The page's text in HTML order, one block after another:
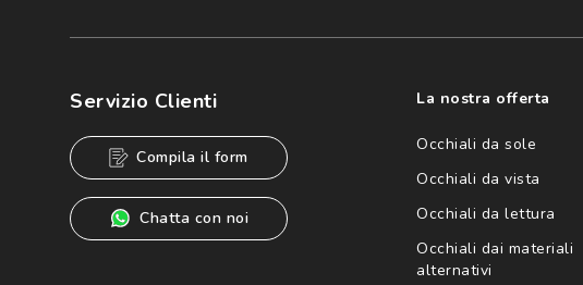
speciali, novità ed altre comunicazioni di carattere pubblicitario (consultare
Informativa sulla privacy
per ulteriori informazioni).
Servizio Clienti
Compila il form
Chatta con noi
La nostra offerta
Occhiali da sole
Occhiali da vista
Occhiali da lettura
Occhiali dai materiali
alternativi